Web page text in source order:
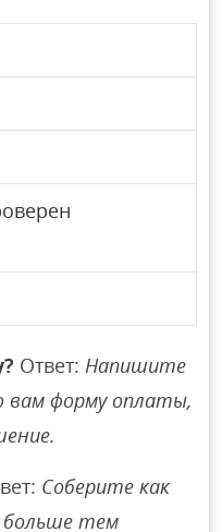
Ответ:Напишите
вам форму оплаты,
Соберите как
больше тем